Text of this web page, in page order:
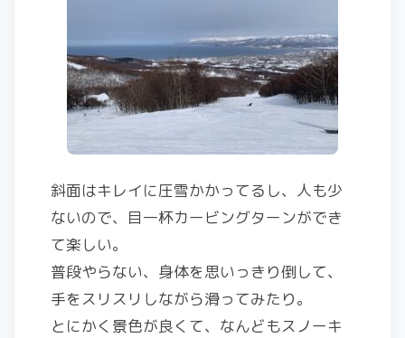
斜面はキレイに圧雪かかってるし、人も少
ないので、目一杯カービングターンができ
て楽しい。
普段やらない、身体を思いっきり倒して、
手をスリスリしながら滑ってみたり。
とにかく景色が良くて、なんどもスノーキ